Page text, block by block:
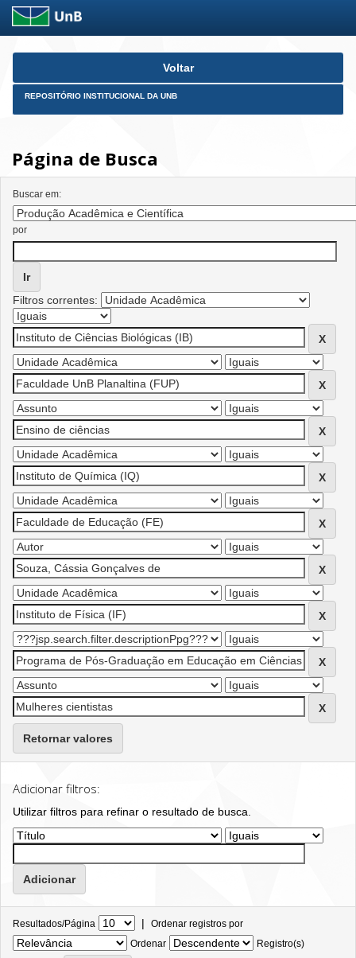
Skip
Voltar
REPOSITÓRIO INSTITUCIONAL DA UNB
Página de Busca
Buscar em:
por
Filtros correntes:
Retornar valores
Adicionar filtros:
Utilizar filtros para refinar o resultado de busca.
Resultados/Página | Ordenar registros por
Ordenar
Registro(s)